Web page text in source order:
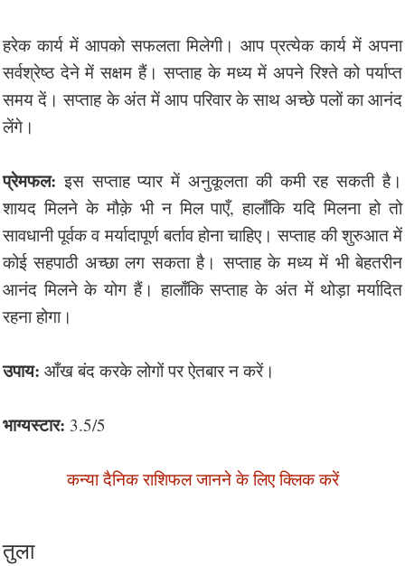
हरेक कार्य में आपको सफलता मिलेगी। आप प्रत्येक कार्य में अपना
सर्वश्रेष्ठ देने में सक्षम हैं। सप्ताह के मध्य में अपने रिश्ते को पर्याप्त
समय दें। सप्ताह के अंत में आप परिवार के साथ अच्छे पलों का आनंद
लेंगे।
प्रेमफल: इस सप्ताह प्यार में अनुकूलता की कमी रह सकती है।
शायद मिलने के मौक़े भी न मिल पाएँ, हालाँकि यदि मिलना हो तो
सावधानी पूर्वक व मर्यादापूर्ण बर्ताव होना चाहिए। सप्ताह की शुरुआत में
कोई सहपाठी अच्छा लग सकता है। सप्ताह के मध्य में भी बेहतरीन
आनंद मिलने के योग हैं। हालाँकि सप्ताह के अंत में थोड़ा मर्यादित
रहना होगा।
उपाय: आँख बंद करके लोगों पर ऐतबार न करें।
भाग्यस्टार: 3.5/5
कन्या दैनिक राशिफल जानने के लिए क्लिक करें
तुला